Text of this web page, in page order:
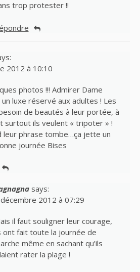
trop protester !!
2012 à 10:10
photos !!! Admirer Dame
luxe réservé aux adultes ! Les
de beautés à leur portée, à
surtout ils veulent « tripoter » !
leur phrase tombe…ça jette un
journée Bises
says:
2012 à 07:29
il faut souligner leur courage,
ont fait toute la journée de
même en sachant qu’ils
rater la plage !